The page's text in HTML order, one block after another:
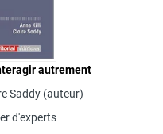
autrement
Saddy(auteur)
d'experts